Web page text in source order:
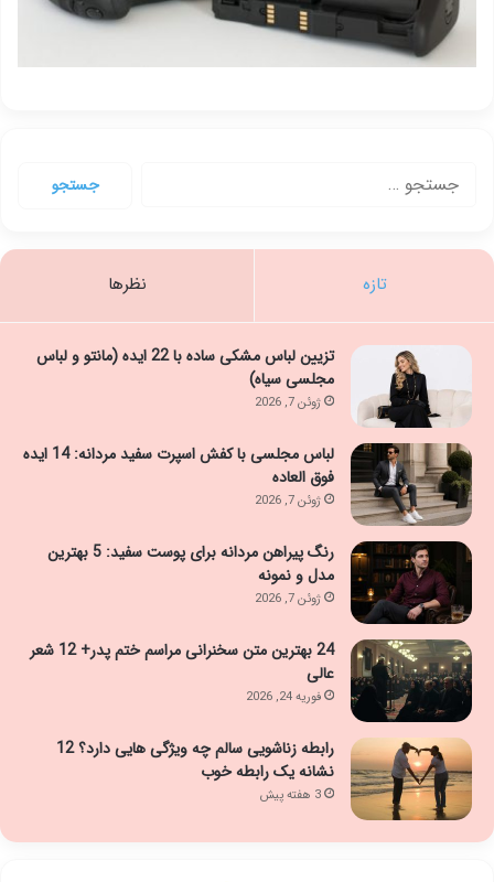
تازه نظرها
تزیین لباس مشکی ساده با 22 ایده (مانتو و لباس
مجلسی سیاه)
ژوئن 7, 2026
لباس مجلسی با کفش اسپرت سفید مردانه: 14 ایده
فوق العاده
ژوئن 7, 2026
رنگ پیراهن مردانه برای پوست سفید: 5 بهترین
مدل و نمونه
ژوئن 7, 2026
24 بهترین متن سخنرانی مراسم ختم پدر+ 12 شعر
عالی
فوریه 24, 2026
رابطه زناشویی سالم چه ویژگی هایی دارد؟ 12
نشانه یک رابطه خوب
3 هفته پیش